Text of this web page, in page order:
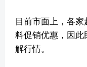
目前市面上，各
料促销优惠，因此
解行情。